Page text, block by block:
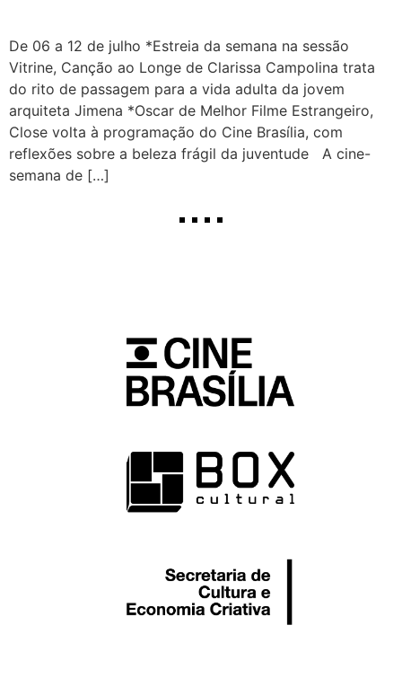
De 06 a 12 de julho *Estreia da semana na sessão
Vitrine, Canção ao Longe de Clarissa Campolina trata
do rito de passagem para a vida adulta da jovem
arquiteta Jimena *Oscar de Melhor Filme Estrangeiro,
Close volta à programação do Cine Brasília, com
reflexões sobre a beleza frágil da juventude A cine-
semana de […]